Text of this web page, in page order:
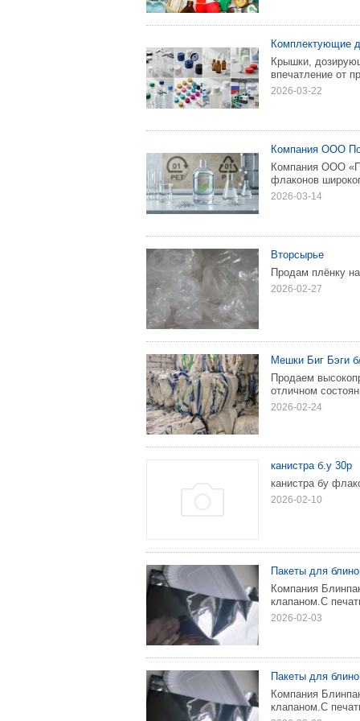
Комплектующие
Крышки,
впечатление от
2026-03-22
Компания ООО
Компания ООО
флаконов
2026-03-14
Вторсырье
Продам плёнку
2026-02-27
Мешки Биг Бэги
Продаем
отличном
2026-02-24
канистра б.у 30р
канистра бу
2026-02-10
Пакеты для
Компания
клапаном.С
2026-02-03
Пакеты для
Компания
клапаном.С